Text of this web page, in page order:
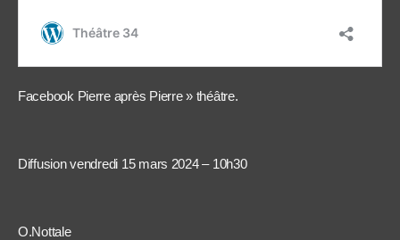
Facebook Pierre après Pierre » théâtre.
Diffusion vendredi 15 mars 2024 – 10h30
O.Nottale